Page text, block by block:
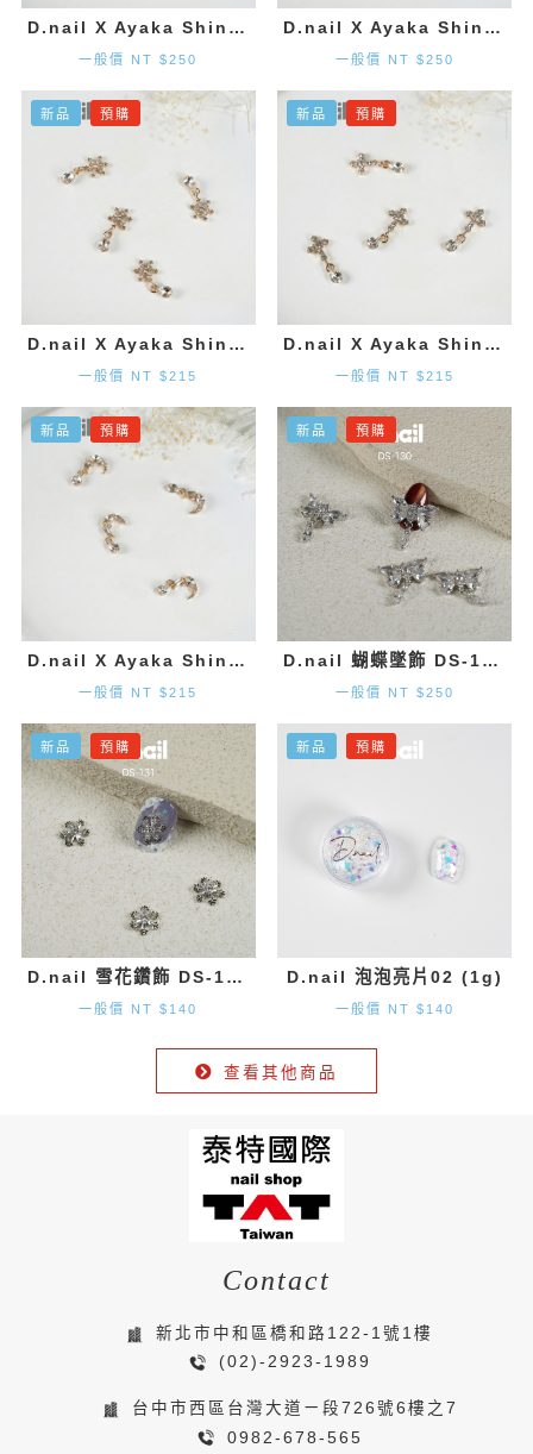
D.nail X Ayaka Shinohara 領結墜飾-金色 (2入)
一般價 NT $250
D.nail X Ayaka Shinohara 星星墜飾-金色 (2入)
一般價 NT $250
新品 預購
D.nail X Ayaka Shinohara 雪花墜飾-金色 (2入)
一般價 NT $215
新品 預購
D.nail X Ayaka Shinohara 十字墜飾-金色 (2入)
一般價 NT $215
新品 預購
D.nail X Ayaka Shinohara 月亮墜飾-金色 (2入)
一般價 NT $215
新品 預購
D.nail 蝴蝶墜飾 DS-130 (20mm×1.9mm) 2入
一般價 NT $250
新品 預購
D.nail 雪花鑽飾 DS-131 (9.7mm×8.2mm) 2入
一般價 NT $140
新品 預購
D.nail 泡泡亮片02 (1g)
一般價 NT $140
查看其他商品
Contact
新北市中和區橋和路122-1號1樓
(02)-2923-1989
台中市西區台灣大道ㄧ段726號6樓之7
0982-678-565